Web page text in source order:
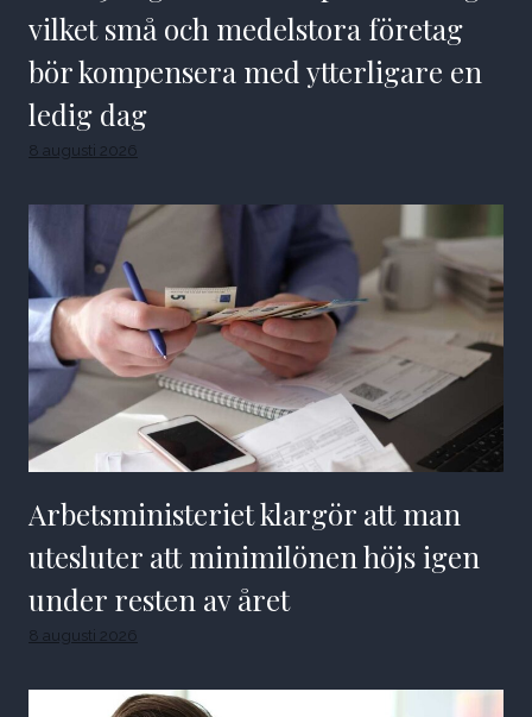
vilket små och medelstora företag
bör kompensera med ytterligare en
ledig dag
8 augusti 2026
Arbetsministeriet klargör att man
utesluter att minimilönen höjs igen
under resten av året
8 augusti 2026